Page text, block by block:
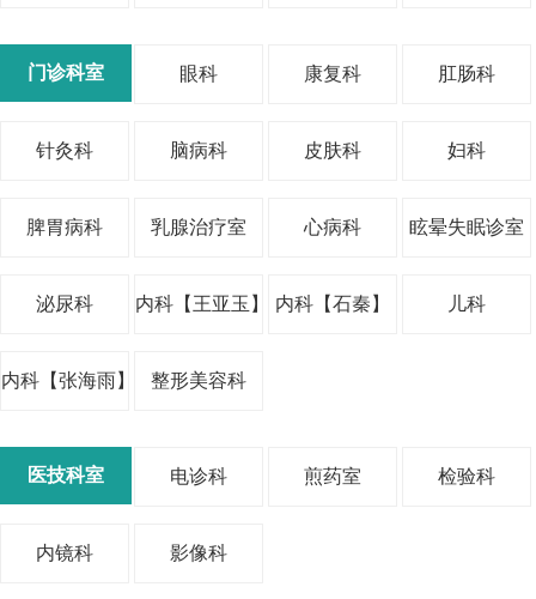
门诊科室 眼科 康复科 肛肠科
针灸科 脑病科 皮肤科 妇科
脾胃病科 乳腺治疗室 心病科 眩晕失眠诊室
泌尿科 内科【王亚玉】 内科【石秦】 儿科
内科【张海雨】 整形美容科
医技科室 电诊科 煎药室 检验科
内镜科 影像科
吕丽红|主任医师 贺永香｜主任医师 | 皮肤科